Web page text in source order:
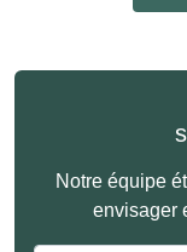
Notre équipe
envisager